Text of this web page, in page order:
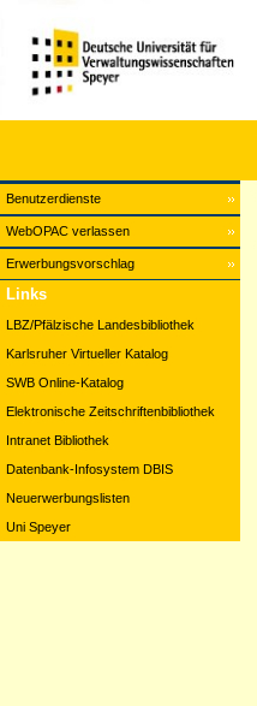
Benutzerdienste
WebOPAC verlassen
Erwerbungsvorschlag
Links
LBZ/Pfälzische Landesbibliothek
Karlsruher Virtueller Katalog
SWB Online-Katalog
Elektronische Zeitschriftenbibliothek
Intranet Bibliothek
Datenbank-Infosystem DBIS
Neuerwerbungslisten
Uni Speyer